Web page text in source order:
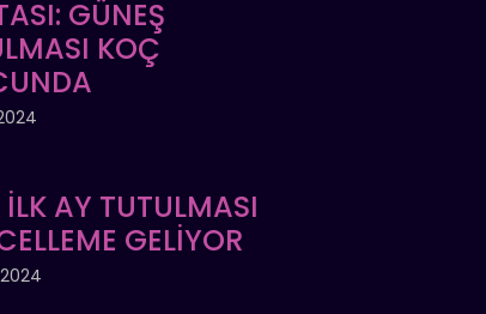
GÜNEŞ
KOÇ
AY TUTULMASI
GELİYOR